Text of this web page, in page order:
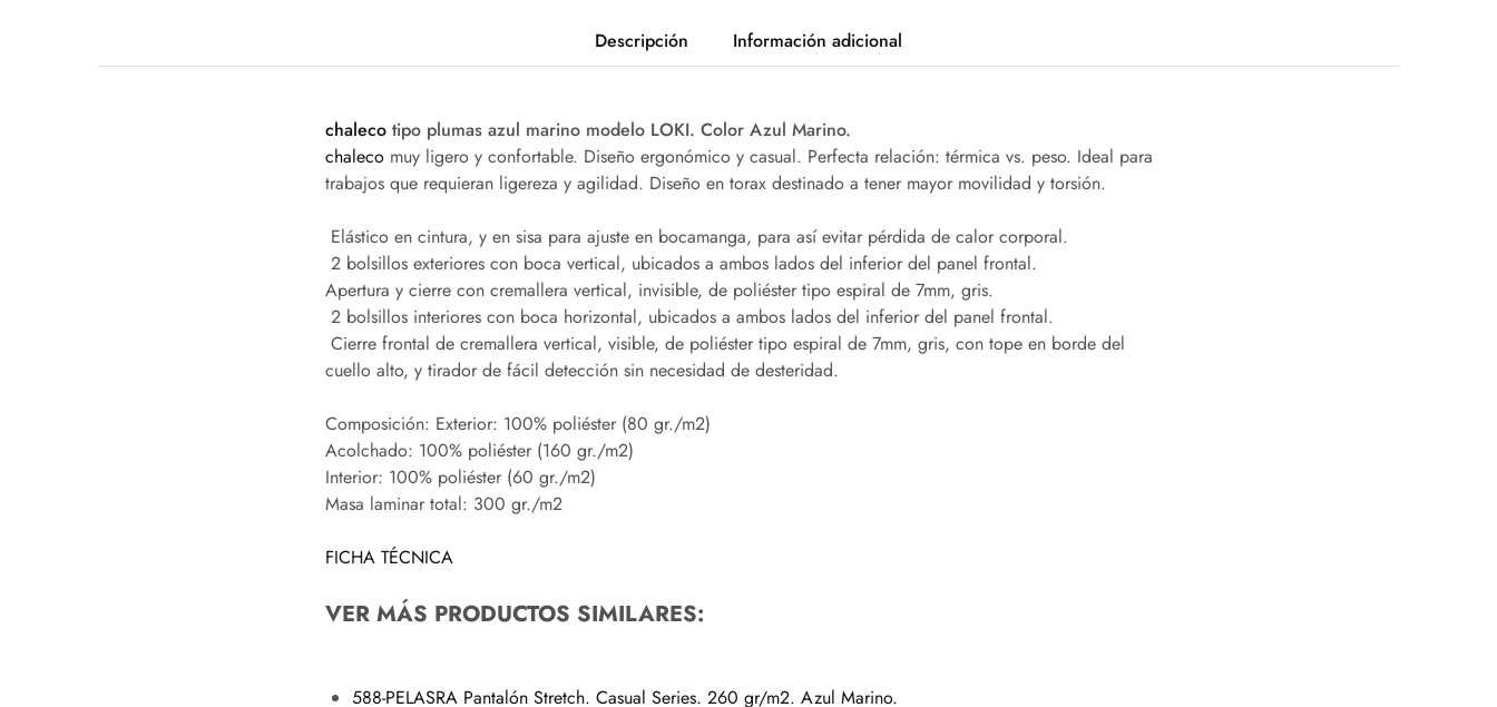
Descripción Información adicional
chaleco tipo plumas azul marino modelo LOKI. Color Azul Marino.
chaleco muy ligero y confortable. Diseño ergonómico y casual. Perfecta relación: térmica vs. peso. Ideal para
trabajos que requieran ligereza y agilidad. Diseño en torax destinado a tener mayor movilidad y torsión.
 Elástico en cintura, y en sisa para ajuste en bocamanga, para así evitar pérdida de calor corporal.
 2 bolsillos exteriores con boca vertical, ubicados a ambos lados del inferior del panel frontal.
Apertura y cierre con cremallera vertical, invisible, de poliéster tipo espiral de 7mm, gris.
 2 bolsillos interiores con boca horizontal, ubicados a ambos lados del inferior del panel frontal.
 Cierre frontal de cremallera vertical, visible, de poliéster tipo espiral de 7mm, gris, con tope en borde del
cuello alto, y tirador de fácil detección sin necesidad de desteridad.
Composición: Exterior: 100% poliéster (80 gr./m2)
Acolchado: 100% poliéster (160 gr./m2)
Interior: 100% poliéster (60 gr./m2)
Masa laminar total: 300 gr./m2
FICHA TÉCNICA
VER MÁS PRODUCTOS SIMILARES:
588-PELASRA Pantalón Stretch. Casual Series. 260 gr/m2. Azul Marino.